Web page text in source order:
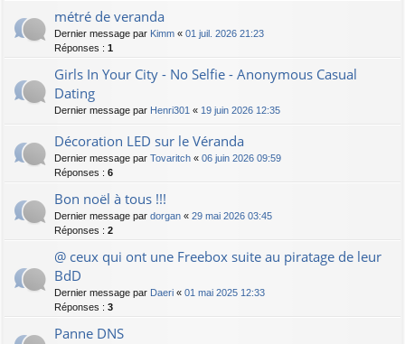
métré de veranda
Dernier message par Kimm « 01 juil. 2026 21:23
Réponses : 1
Girls In Your City - No Selfie - Anonymous Casual
Dating
Dernier message par Henri301 « 19 juin 2026 12:35
Décoration LED sur le Véranda
Dernier message par Tovaritch « 06 juin 2026 09:59
Réponses : 6
Bon noël à tous !!!
Dernier message par dorgan « 29 mai 2026 03:45
Réponses : 2
@ ceux qui ont une Freebox suite au piratage de leur
BdD
Dernier message par Daeri « 01 mai 2025 12:33
Réponses : 3
Panne DNS